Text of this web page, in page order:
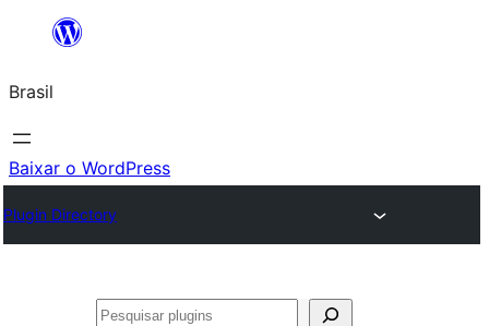
o
conteúdo
Brasil
Baixar o WordPress
Plugin Directory
Pesquisar